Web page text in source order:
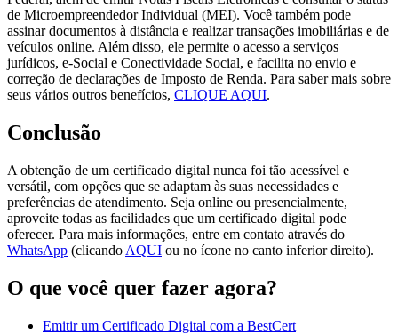
de Microempreendedor Individual (MEI). Você também pode
assinar documentos à distância e realizar transações imobiliárias e de
veículos online. Além disso, ele permite o acesso a serviços
jurídicos, e-Social e Conectividade Social, e facilita no envio e
correção de declarações de Imposto de Renda. Para saber mais sobre
seus vários outros benefícios, CLIQUE AQUI.
Conclusão
A obtenção de um certificado digital nunca foi tão acessível e
versátil, com opções que se adaptam às suas necessidades e
preferências de atendimento. Seja online ou presencialmente,
aproveite todas as facilidades que um certificado digital pode
oferecer. Para mais informações, entre em contato através do
WhatsApp (clicando AQUI ou no ícone no canto inferior direito).
O que você quer fazer agora?
Emitir um Certificado Digital com a BestCert